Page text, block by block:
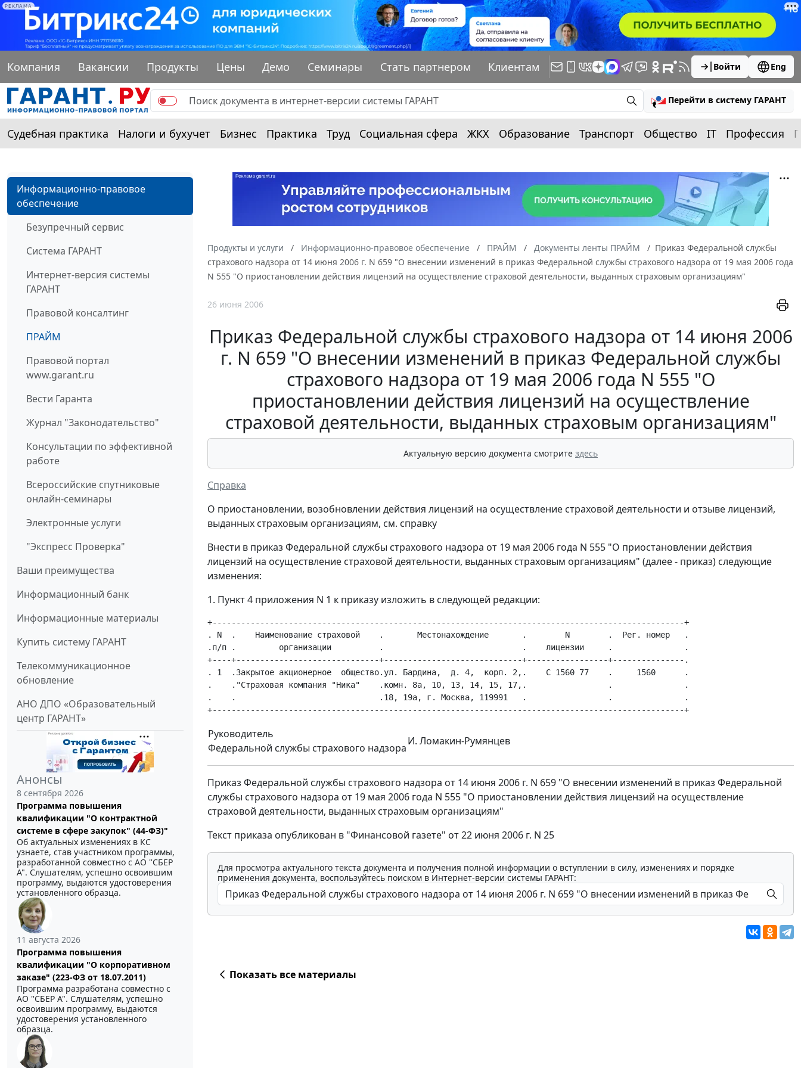
РЕКЛАМА
Компания Вакансии Продукты Цены Демо Семинары Стать партнером Клиентам Войти Eng
Перейти в систему ГАРАНТ
Судебная практика Налоги и бухучет Бизнес Практика Труд Социальная сфера ЖКХ Образование Транспорт Общество IT Профессия
Информационно-правовое
обеспечение
Безупречный сервис
Система ГАРАНТ
Интернет-версия системы
ГАРАНТ
Правовой консалтинг
ПРАЙМ
Правовой портал
www.garant.ru
Вести Гаранта
Журнал "Законодательство"
Консультации по эффективной
работе
Всероссийские спутниковые
онлайн-семинары
Электронные услуги
"Экспресс Проверка"
Ваши преимущества
Информационный банк
Информационные материалы
Купить систему ГАРАНТ
Телекоммуникационное
обновление
АНО ДПО «Образовательный
центр ГАРАНТ»
Анонсы
8 сентября 2026
Программа повышения
квалификации "О контрактной
системе в сфере закупок" (44-ФЗ)"
Об актуальных изменениях в КС
узнаете, став участником программы,
разработанной совместно с АО ''СБЕР
А". Слушателям, успешно освоившим
программу, выдаются удостоверения
установленного образца.
11 августа 2026
Программа повышения
квалификации "О корпоративном
заказе" (223-ФЗ от 18.07.2011)
Программа разработана совместно с
АО ''СБЕР А". Слушателям, успешно
освоившим программу, выдаются
удостоверения установленного
образца.
Продукты и услуги Информационно-правовое обеспечение ПРАЙМ Документы ленты ПРАЙМ
Приказ Федеральной службы
страхового надзора от 14 июня 2006 г. N 659 "О внесении изменений в приказ Федеральной службы страхового надзора от 19 мая 2006 года
N 555 "О приостановлении действия лицензий на осуществление страховой деятельности, выданных страховым организациям"
26 июня 2006
Приказ Федеральной службы страхового надзора от 14 июня 2006
г. N 659 "О внесении изменений в приказ Федеральной службы
страхового надзора от 19 мая 2006 года N 555 "О
приостановлении действия лицензий на осуществление
страховой деятельности, выданных страховым организациям"
Актуальную версию документа смотрите здесь
Справка
О приостановлении, возобновлении действия лицензий на осуществление страховой деятельности и отзыве лицензий,
выданных страховым организациям, см. справку
Внести в приказ Федеральной службы страхового надзора от 19 мая 2006 года N 555 "О приостановлении действия
лицензий на осуществление страховой деятельности, выданных страховым организациям" (далее - приказ) следующие
изменения:
1. Пункт 4 приложения N 1 к приказу изложить в следующей редакции:
+---------------------------------------------------------------------------------------------------+
. N  .    Наименование страховой    .       Местонахождение       .        N        .  Рег. номер   .
.п/п .         организации          .                             .    лицензии     .               .
+----+------------------------------+-----------------------------+-----------------+---------------.
. 1  .Закрытое акционерное  общество.ул. Бардина,  д. 4,  корп. 2,.    С 1560 77    .     1560      .
.    ."Страховая компания "Ника"    .комн. 8а, 10, 13, 14, 15, 17,.                 .               .
.    .                              .18, 19а, г. Москва, 119991   .                 .               .
Руководитель
Федеральной службы страхового надзора
И. Ломакин-Румянцев
Приказ Федеральной службы страхового надзора от 14 июня 2006 г. N 659 "О внесении изменений в приказ Федеральной
службы страхового надзора от 19 мая 2006 года N 555 "О приостановлении действия лицензий на осуществление
страховой деятельности, выданных страховым организациям"
Текст приказа опубликован в "Финансовой газете" от 22 июня 2006 г. N 25
Для просмотра актуального текста документа и получения полной информации о вступлении в силу, изменениях и порядке
применения документа, воспользуйтесь поиском в Интернет-версии системы ГАРАНТ:
Показать все материалы